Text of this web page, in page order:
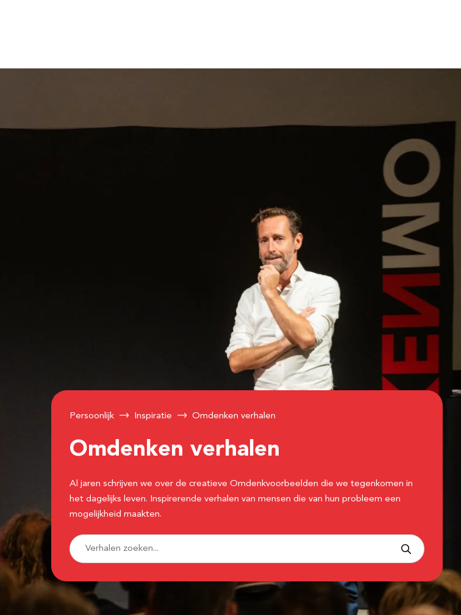
Persoonlijk Inspiratie Omdenken verhalen
Omdenken verhalen
Al jaren schrijven we over de creatieve Omdenkvoorbeelden die we tegenkomen in
het dagelijks leven. Inspirerende verhalen van mensen die van hun probleem een
mogelijkheid maakten.